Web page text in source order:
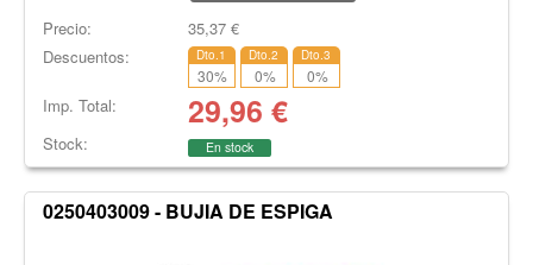
Precio: 35,37€
Descuentos:
Dto.1
30%
Dto.2
0%
Dto.3
0%
Imp. Total: 29,96 €
Stock: En stock
0250403009 - BUJIA DE ESPIGA